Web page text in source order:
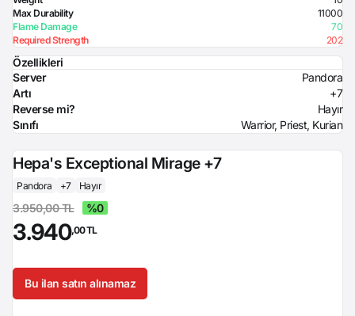
Max Durability
11000
Flame Damage
70
Required Strength
202
Özellikleri
Server
Pandora
Artı
+7
Reverse mi?
Hayır
Sınıfı
Warrior, Priest, Kurian
Hepa's Exceptional Mirage +7
Pandora +7 Hayır
3.950,00 TL %0
3.940,00 TL
Bu ilan satın alınamaz